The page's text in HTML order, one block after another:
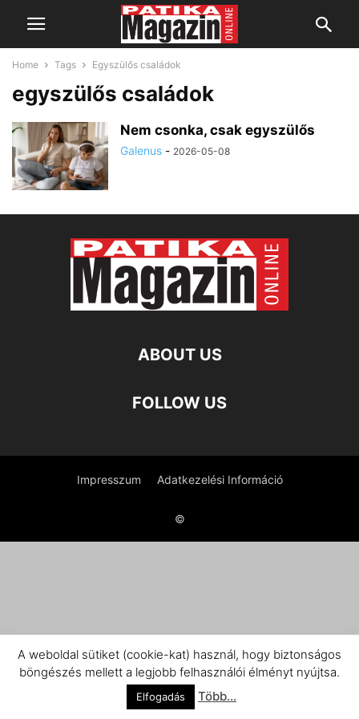
Home Tags Egyszülős családok
egyszülős családok
Nem csonka, csak egyszülős
Galenus - 2026-05-08
ABOUT US
FOLLOW US
Impresszum Adatkezelési Információ
©
A weboldal sütiket (cookie-kat) használ, hogy biztonságos
böngészés mellett a legjobb felhasználói élményt nyújtsa.
Elfogadás Több...